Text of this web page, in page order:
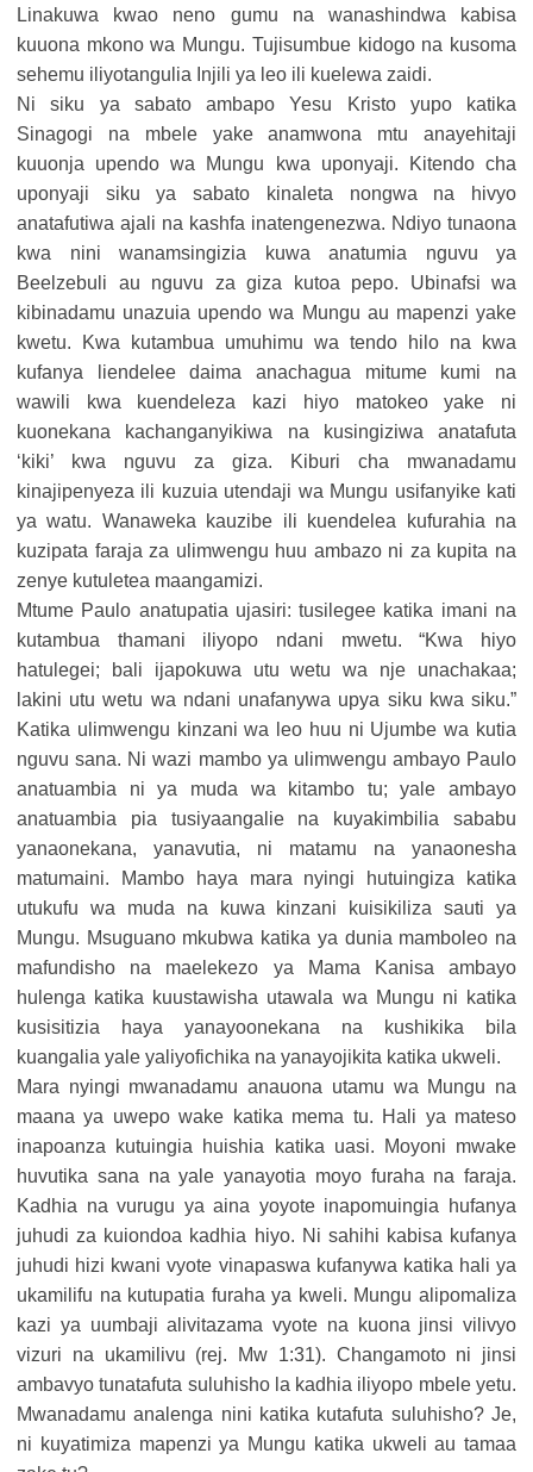
Linakuwa kwao neno gumu na wanashindwa kabisa
kuuona mkono wa Mungu. Tujisumbue kidogo na kusoma
sehemu iliyotangulia Injili ya leo ili kuelewa zaidi.
Ni siku ya sabato ambapo Yesu Kristo yupo katika
Sinagogi na mbele yake anamwona mtu anayehitaji
kuuonja upendo wa Mungu kwa uponyaji. Kitendo cha
uponyaji siku ya sabato kinaleta nongwa na hivyo
anatafutiwa ajali na kashfa inatengenezwa. Ndiyo tunaona
kwa nini wanamsingizia kuwa anatumia nguvu ya
Beelzebuli au nguvu za giza kutoa pepo. Ubinafsi wa
kibinadamu unazuia upendo wa Mungu au mapenzi yake
kwetu. Kwa kutambua umuhimu wa tendo hilo na kwa
kufanya liendelee daima anachagua mitume kumi na
wawili kwa kuendeleza kazi hiyo matokeo yake ni
kuonekana kachanganyikiwa na kusingiziwa anatafuta
‘kiki’ kwa nguvu za giza. Kiburi cha mwanadamu
kinajipenyeza ili kuzuia utendaji wa Mungu usifanyike kati
ya watu. Wanaweka kauzibe ili kuendelea kufurahia na
kuzipata faraja za ulimwengu huu ambazo ni za kupita na
zenye kutuletea maangamizi.
Mtume Paulo anatupatia ujasiri: tusilegee katika imani na
kutambua thamani iliyopo ndani mwetu. “Kwa hiyo
hatulegei; bali ijapokuwa utu wetu wa nje unachakaa;
lakini utu wetu wa ndani unafanywa upya siku kwa siku.”
Katika ulimwengu kinzani wa leo huu ni Ujumbe wa kutia
nguvu sana. Ni wazi mambo ya ulimwengu ambayo Paulo
anatuambia ni ya muda wa kitambo tu; yale ambayo
anatuambia pia tusiyaangalie na kuyakimbilia sababu
yanaonekana, yanavutia, ni matamu na yanaonesha
matumaini. Mambo haya mara nyingi hutuingiza katika
utukufu wa muda na kuwa kinzani kuisikiliza sauti ya
Mungu. Msuguano mkubwa katika ya dunia mamboleo na
mafundisho na maelekezo ya Mama Kanisa ambayo
hulenga katika kuustawisha utawala wa Mungu ni katika
kusisitizia haya yanayoonekana na kushikika bila
kuangalia yale yaliyofichika na yanayojikita katika ukweli.
Mara nyingi mwanadamu anauona utamu wa Mungu na
maana ya uwepo wake katika mema tu. Hali ya mateso
inapoanza kutuingia huishia katika uasi. Moyoni mwake
huvutika sana na yale yanayotia moyo furaha na faraja.
Kadhia na vurugu ya aina yoyote inapomuingia hufanya
juhudi za kuiondoa kadhia hiyo. Ni sahihi kabisa kufanya
juhudi hizi kwani vyote vinapaswa kufanywa katika hali ya
ukamilifu na kutupatia furaha ya kweli. Mungu alipomaliza
kazi ya uumbaji alivitazama vyote na kuona jinsi vilivyo
vizuri na ukamilivu (rej. Mw 1:31). Changamoto ni jinsi
ambavyo tunatafuta suluhisho la kadhia iliyopo mbele yetu.
Mwanadamu analenga nini katika kutafuta suluhisho? Je,
ni kuyatimiza mapenzi ya Mungu katika ukweli au tamaa